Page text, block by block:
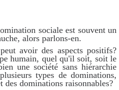
sociale est souvent un
alors parlons-en.
avoir des aspects positifs?
humain, quel qu'il soit, soit le
une société sans hiérarchie
types de dominations,
des dominations raisonnables?